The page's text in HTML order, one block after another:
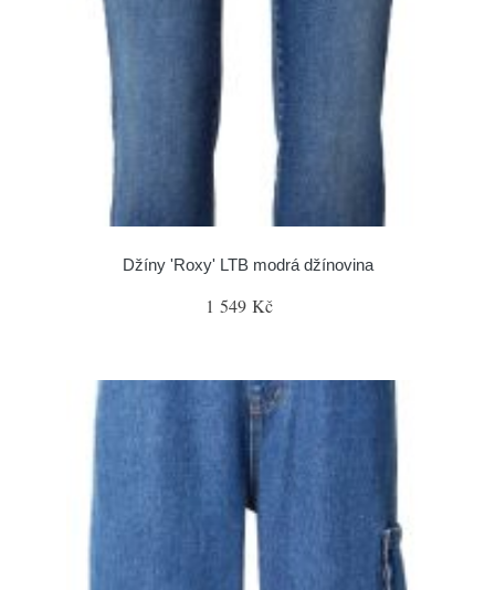
Džíny 'Roxy' LTB modrá džínovina
1 549 Kč